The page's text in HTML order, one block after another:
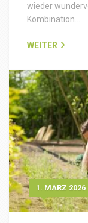
wieder
Kombination…
WEITER
1. MÄRZ 2026